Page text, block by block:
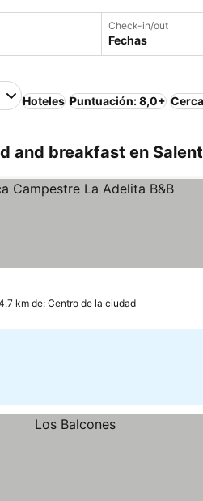
Check-in/out
Fechas
Hoteles Puntuación: 8,0+
and breakfast en
km de: Centro de la ciudad